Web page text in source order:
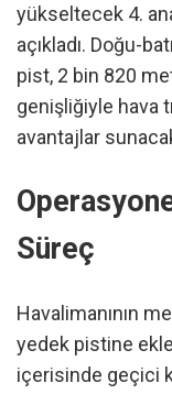
yükseltecek 4.
açıkladı. Doğu-
pist, 2 bin 820
genişliğiyle hava
avantajlar
Süreç
Havalimanının
yedek pistine
içerisinde geçici